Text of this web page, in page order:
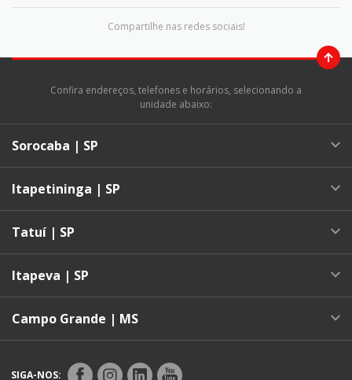
Compartilhe nas redes sociais!
Confira endereços, telefones e horários, selecionando a
unidade abaixo:
Sorocaba | SP
Itapetininga | SP
Tatuí | SP
Itapeva | SP
Campo Grande | MS
SIGA-NOS: